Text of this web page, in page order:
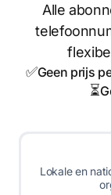
Alle
✅Geen prijs
⏳
Lokale en